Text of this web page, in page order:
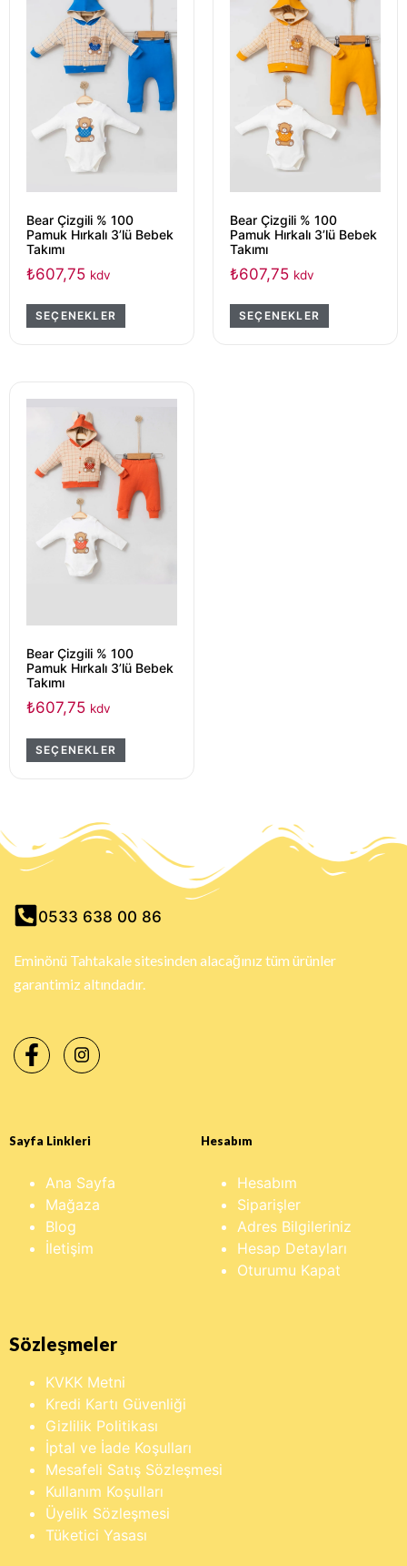
Bear Çizgili % 100
Pamuk Hırkalı 3’lü Bebek
Takımı
₺607,75 kdv
SEÇENEKLER
Bear Çizgili % 100
Pamuk Hırkalı 3’lü Bebek
Takımı
₺607,75 kdv
SEÇENEKLER
Bear Çizgili % 100
Pamuk Hırkalı 3’lü Bebek
Takımı
₺607,75 kdv
SEÇENEKLER
0533 638 00 86
Eminönü Tahtakale sitesinden alacağınız tüm ürünler
garantimiz altındadır.
Sayfa Linkleri
Ana Sayfa
Mağaza
Blog
İletişim
Hesabım
Hesabım
Siparişler
Adres Bilgileriniz
Hesap Detayları
Oturumu Kapat
Sözleşmeler
KVKK Metni
Kredi Kartı Güvenliği
Gizlilik Politikası
İptal ve İade Koşulları
Mesafeli Satış Sözleşmesi
Kullanım Koşulları
Üyelik Sözleşmesi
Tüketici Yasası